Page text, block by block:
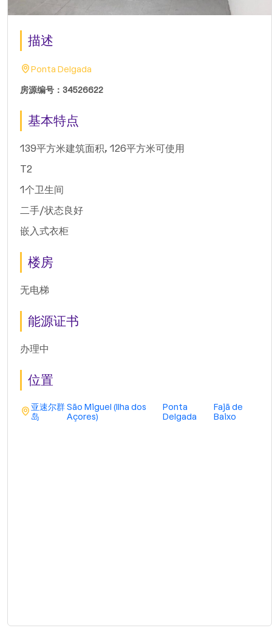
描述
Ponta Delgada
房源编号：34526622
基本特点
139平方米建筑面积, 126平方米可使用
T2
1个卫生间
二手/状态良好
嵌入式衣柜
楼房
无电梯
能源证书
办理中
位置
亚速尔群
岛
São Miguel (Ilha dos
Açores)
Ponta
Delgada
Fajã de
Baixo